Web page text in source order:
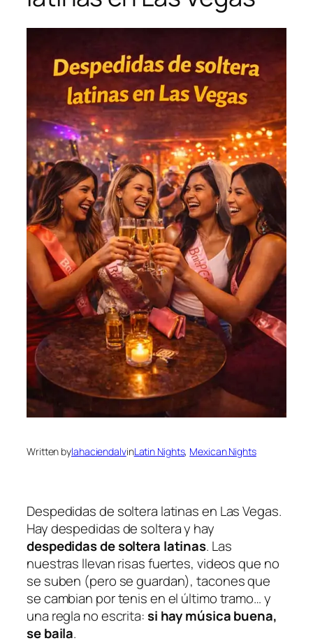
Written bylahaciendalvinLatin Nights, Mexican Nights
Despedidas de soltera latinas en Las Vegas.
Hay despedidas de soltera y hay
despedidas de soltera latinas. Las
nuestras llevan risas fuertes, videos que no
se suben (pero se guardan), tacones que
se cambian por tenis en el último tramo… y
una regla no escrita:si hay música buena,
se baila.